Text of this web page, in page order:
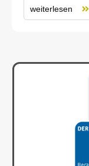
weiterlesen